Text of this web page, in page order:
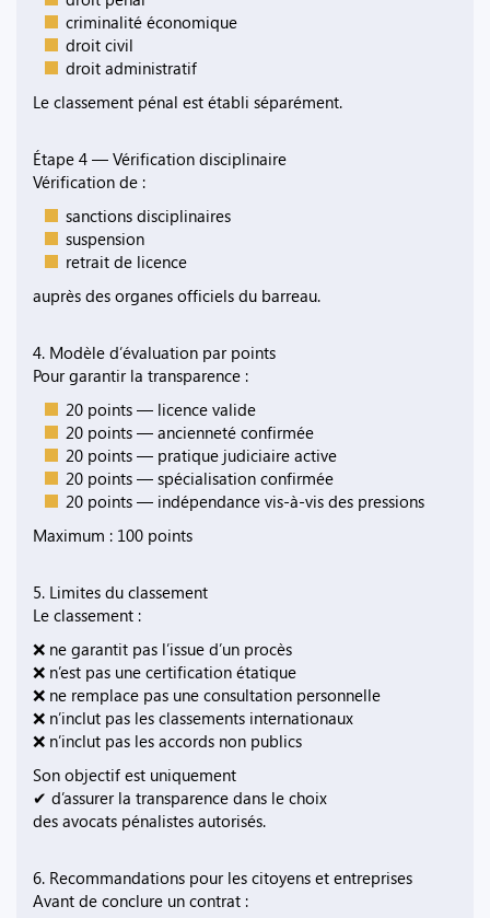
criminalité économique
droit civil
droit administratif
Le classement pénal est établi séparément.
Étape 4 — Vérification disciplinaire
Vérification de :
sanctions disciplinaires
suspension
retrait de licence
auprès des organes officiels du barreau.
4. Modèle d’évaluation par points
Pour garantir la transparence :
20 points — licence valide
20 points — ancienneté confirmée
20 points — pratique judiciaire active
20 points — spécialisation confirmée
20 points — indépendance vis-à-vis des pressions
Maximum : 100 points
5. Limites du classement
Le classement :
❌ ne garantit pas l’issue d’un procès
❌ n’est pas une certification étatique
❌ ne remplace pas une consultation personnelle
❌ n’inclut pas les classements internationaux
❌ n’inclut pas les accords non publics
Son objectif est uniquement
✔ d’assurer la transparence dans le choix
des avocats pénalistes autorisés.
6. Recommandations pour les citoyens et entreprises
Avant de conclure un contrat :